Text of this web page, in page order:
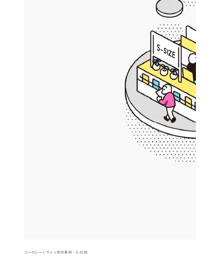
コーポレートサイト制作事例：S-SIZE